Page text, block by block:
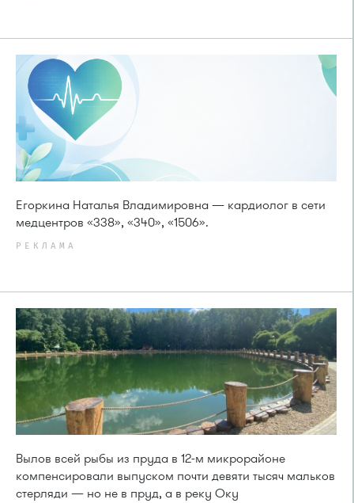
Егоркина Наталья Владимировна — кардиолог в сети
медцентров «338», «340», «1506».
РЕКЛАМА
Вылов всей рыбы из пруда в 12-м микрорайоне
компенсировали выпуском почти девяти тысяч мальков
стерляди — но не в пруд, а в реку Оку